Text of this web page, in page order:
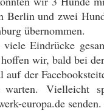
Berlin und zwei
übernommen.
Eindrücke
wir, bald bei
auf der
Vielleicht
europa.de senden.